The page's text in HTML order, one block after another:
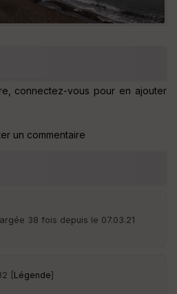
connectez-vous pour en ajouter
un commentaire
38 fois depuis le 07.03.21
[ Légende]